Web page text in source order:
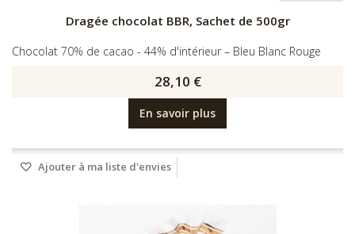
Dragée chocolat BBR, Sachet de 500gr
Chocolat 70% de cacao - 44% d'intérieur – Bleu Blanc Rouge
28,10 €
En savoir plus
Ajouter à ma liste d'envies